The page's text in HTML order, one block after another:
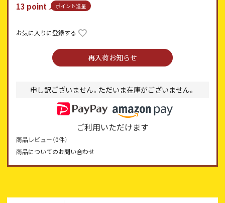
13 point ポイント進呈
お気に入りに登録する
再入荷お知らせ
申し訳ございません。ただいま在庫がございません。
ご利用いただけます
商品レビュー（0件）
商品についてのお問い合わせ